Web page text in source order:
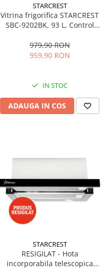
STARCREST
Vitrina frigorifica STARCREST
SBC-9202BK, 93 L, Control
83.2 cm, Negru
979,90 RON
959,90 RON
IN STOC
ADAUGA IN COS
STARCREST
RESIGILAT - Hota
incorporabila telescopica